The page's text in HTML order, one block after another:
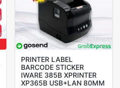
PRINTER LABEL
BARCODE STICKER
IWARE 385B XPRINTER
XP365B USB+LAN 80MM